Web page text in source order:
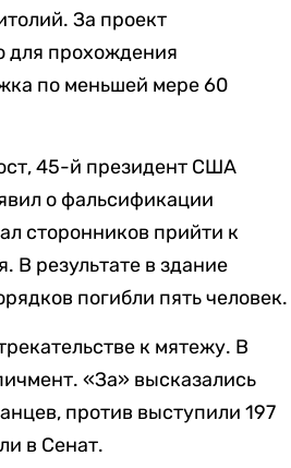
За проект
для прохождения
по меньшей мере 60
45-й президент США
о фальсификации
сторонников прийти к
В результате в здание
погибли пять человек.
к мятежу. В
«За» высказались
против выступили 197
в Сенат.